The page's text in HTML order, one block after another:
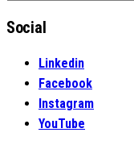
Social
Linkedin
Facebook
Instagram
YouTube